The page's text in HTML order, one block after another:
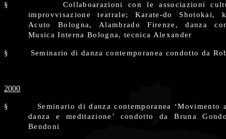
§
Collaboarazioni con le associazioni
improvvisazione teatrale; Karate-do Shotokai,
Acuto Bologna, Alambrado Firenze, danza
Musica Interna Bologna, tecnica Alexander
§ Seminario di danza contemporanea condotto da
2000
§
Seminario di danza contemporanea ‘Movimento
danza e meditazione’ condotto da Bruna
Bendoni